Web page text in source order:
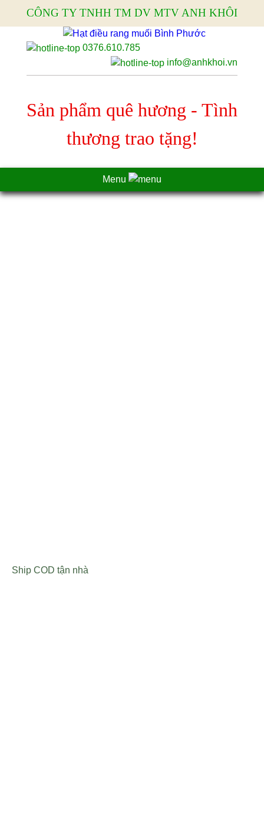
CÔNG TY TNHH TM DV MTV ANH KHÔI
0376.610.785
info@anhkhoi.vn
Sản phẩm quê hương - Tình
thương trao tặng!
Menu
Ship COD tận nhà